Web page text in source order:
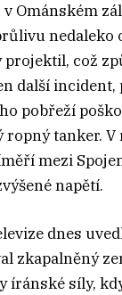
Ománském
nedaleko
projektil, což
další
pobřeží
ropný tanker.
mezi
napětí.
dnes
zkapalněný
íránské síly,